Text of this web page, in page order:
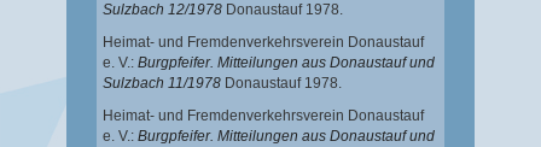
Sulzbach 12/1978 Donaustauf 1978.
Heimat- und Fremdenverkehrsverein Donaustauf
e. V.: Burgpfeifer. Mitteilungen aus Donaustauf und
Sulzbach 11/1978 Donaustauf 1978.
Heimat- und Fremdenverkehrsverein Donaustauf
e. V.: Burgpfeifer. Mitteilungen aus Donaustauf und